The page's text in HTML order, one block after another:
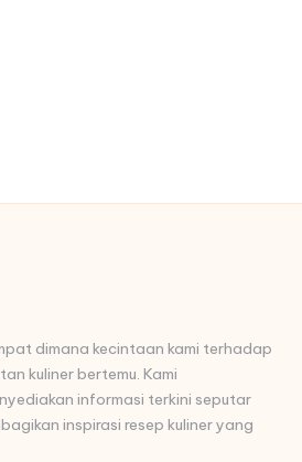
dimana kecintaan kami terhadap
kuliner bertemu. Kami
informasi terkini seputar
inspirasi resep kuliner yang